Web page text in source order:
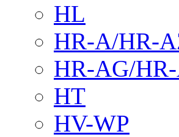
HL
HR-A/HR-
HR-AG/
HT
HV-WP